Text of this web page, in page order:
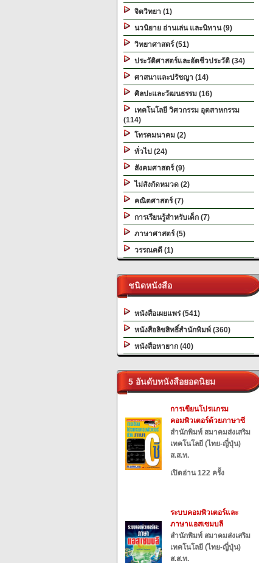
จิตวิทยา (1)
นวนิยาย อ่านเล่น และนิทาน (9)
วิทยาศาสตร์ (51)
ประวัติศาสตร์และอัตชีวประวัติ (34)
ศาสนาและปรัชญา (14)
ศิลปะและวัฒนธรรม (16)
เทคโนโลยี วิศวกรรม อุตสาหกรรม
(114)
โทรคมนาคม (2)
ทั่วไป (24)
สังคมศาสตร์ (9)
ไม่สังกัดหมวด (2)
คณิตศาสตร์ (7)
การเรียนรู้สำหรับเด็ก (7)
ภาษาศาสตร์ (5)
วรรณคดี (1)
ชนิดหนังสือ
หนังสือเผยแพร่ (541)
หนังสือลิขสิทธิ์สำนักพิมพ์ (360)
หนังสือหายาก (40)
5 อันดับหนังสือยอดนิยม
การเขียนโปรแกรม
คอมพิวเตอร์ด้วยภาษาซี
สำนักพิมพ์ สมาคมส่งเสริม
เทคโนโลยี (ไทย-ญี่ปุ่น)
ส.ส.ท.
เปิดอ่าน 122 ครั้ง
ระบบคอมพิวเตอร์และ
ภาษาแอสเซมบลี
สำนักพิมพ์ สมาคมส่งเสริม
เทคโนโลยี (ไทย-ญี่ปุ่น)
ส.ส.ท.